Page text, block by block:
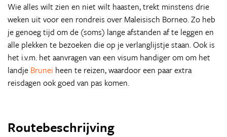
Wie alles wilt zien en niet wilt haasten, trekt minstens drie
weken uit voor een rondreis over Maleisisch Borneo. Zo heb
je genoeg tijd om de (soms) lange afstanden af te leggen en
alle plekken te bezoeken die op je verlanglijstje staan. Ook is
het i.v.m. het aanvragen van een visum handiger om om het
landje Brunei heen te reizen, waardoor een paar extra
reisdagen ook goed van pas komen.
Routebeschrijving